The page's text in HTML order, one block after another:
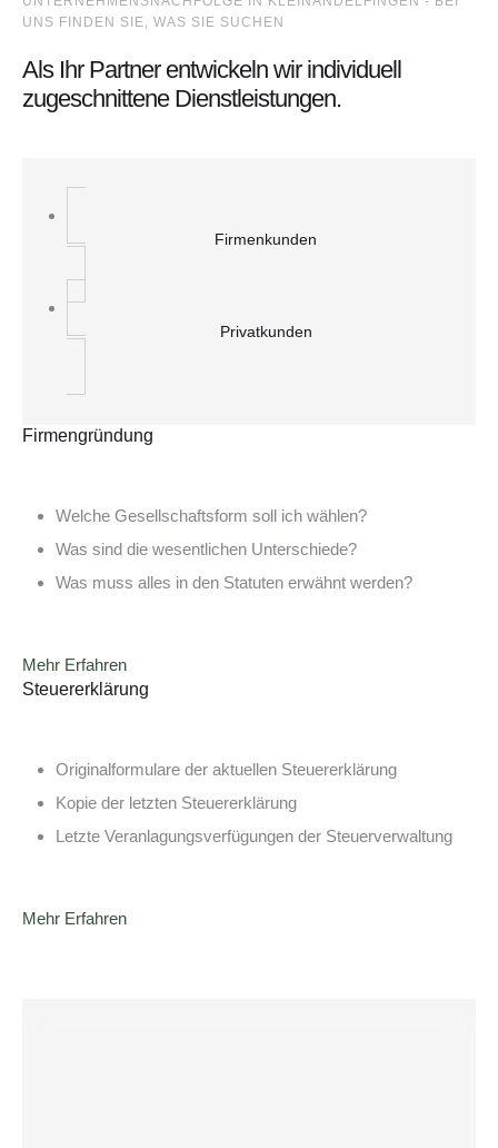
UNS FINDEN SIE, WAS SIE SUCHEN
Als Ihr Partner entwickeln wir individuell
zugeschnittene Dienstleistungen.
Firmenkunden
Privatkunden
Firmengründung
Welche Gesellschaftsform soll ich wählen?
Was sind die wesentlichen Unterschiede?
Was muss alles in den Statuten erwähnt werden?
Mehr Erfahren
Steuererklärung
Originalformulare der aktuellen Steuererklärung
Kopie der letzten Steuererklärung
Letzte Veranlagungsverfügungen der Steuerverwaltung
Mehr Erfahren